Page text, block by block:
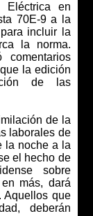
Eléctrica en
70E-9 a la
incluir la
la norma.
la edición
de las
de la
laborales de
la noche a la
el hecho de
sobre
más, dará
Aquellos que
deberán